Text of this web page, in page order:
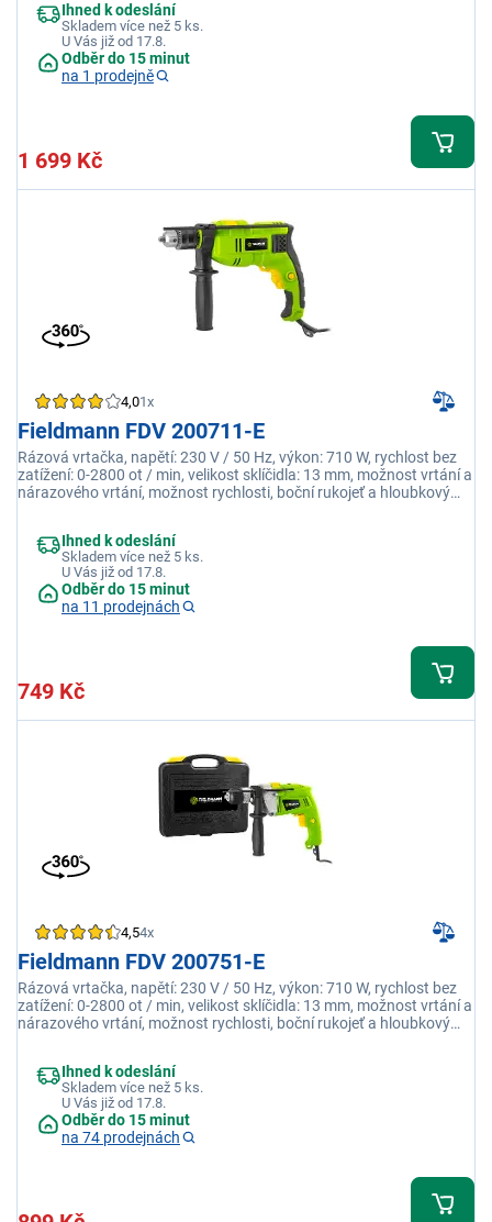
Ihned k odeslání
Skladem více než 5 ks.
U Vás již od 17.8.
Odběr do 15 minut
na 1 prodejně
1 699 Kč
4,01x
Fieldmann FDV 200711-E
Rázová vrtačka, napětí: 230 V / 50 Hz, výkon: 710 W, rychlost bez
zatížení: 0-2800 ot / min, velikost sklíčidla: 13 mm, možnost vrtání a
nárazového vrtání, možnost rychlosti, boční rukojeť a hloubkový
Ihned k odeslání
Skladem více než 5 ks.
U Vás již od 17.8.
Odběr do 15 minut
na 11 prodejnách
749 Kč
4,54x
Fieldmann FDV 200751-E
Rázová vrtačka, napětí: 230 V / 50 Hz, výkon: 710 W, rychlost bez
zatížení: 0-2800 ot / min, velikost sklíčidla: 13 mm, možnost vrtání a
nárazového vrtání, možnost rychlosti, boční rukojeť a hloubkový
Ihned k odeslání
Skladem více než 5 ks.
U Vás již od 17.8.
Odběr do 15 minut
na 74 prodejnách